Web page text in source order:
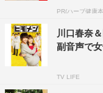
川口春奈
PR(ハーブ健康
川口春奈
副音声で
TV LIFE